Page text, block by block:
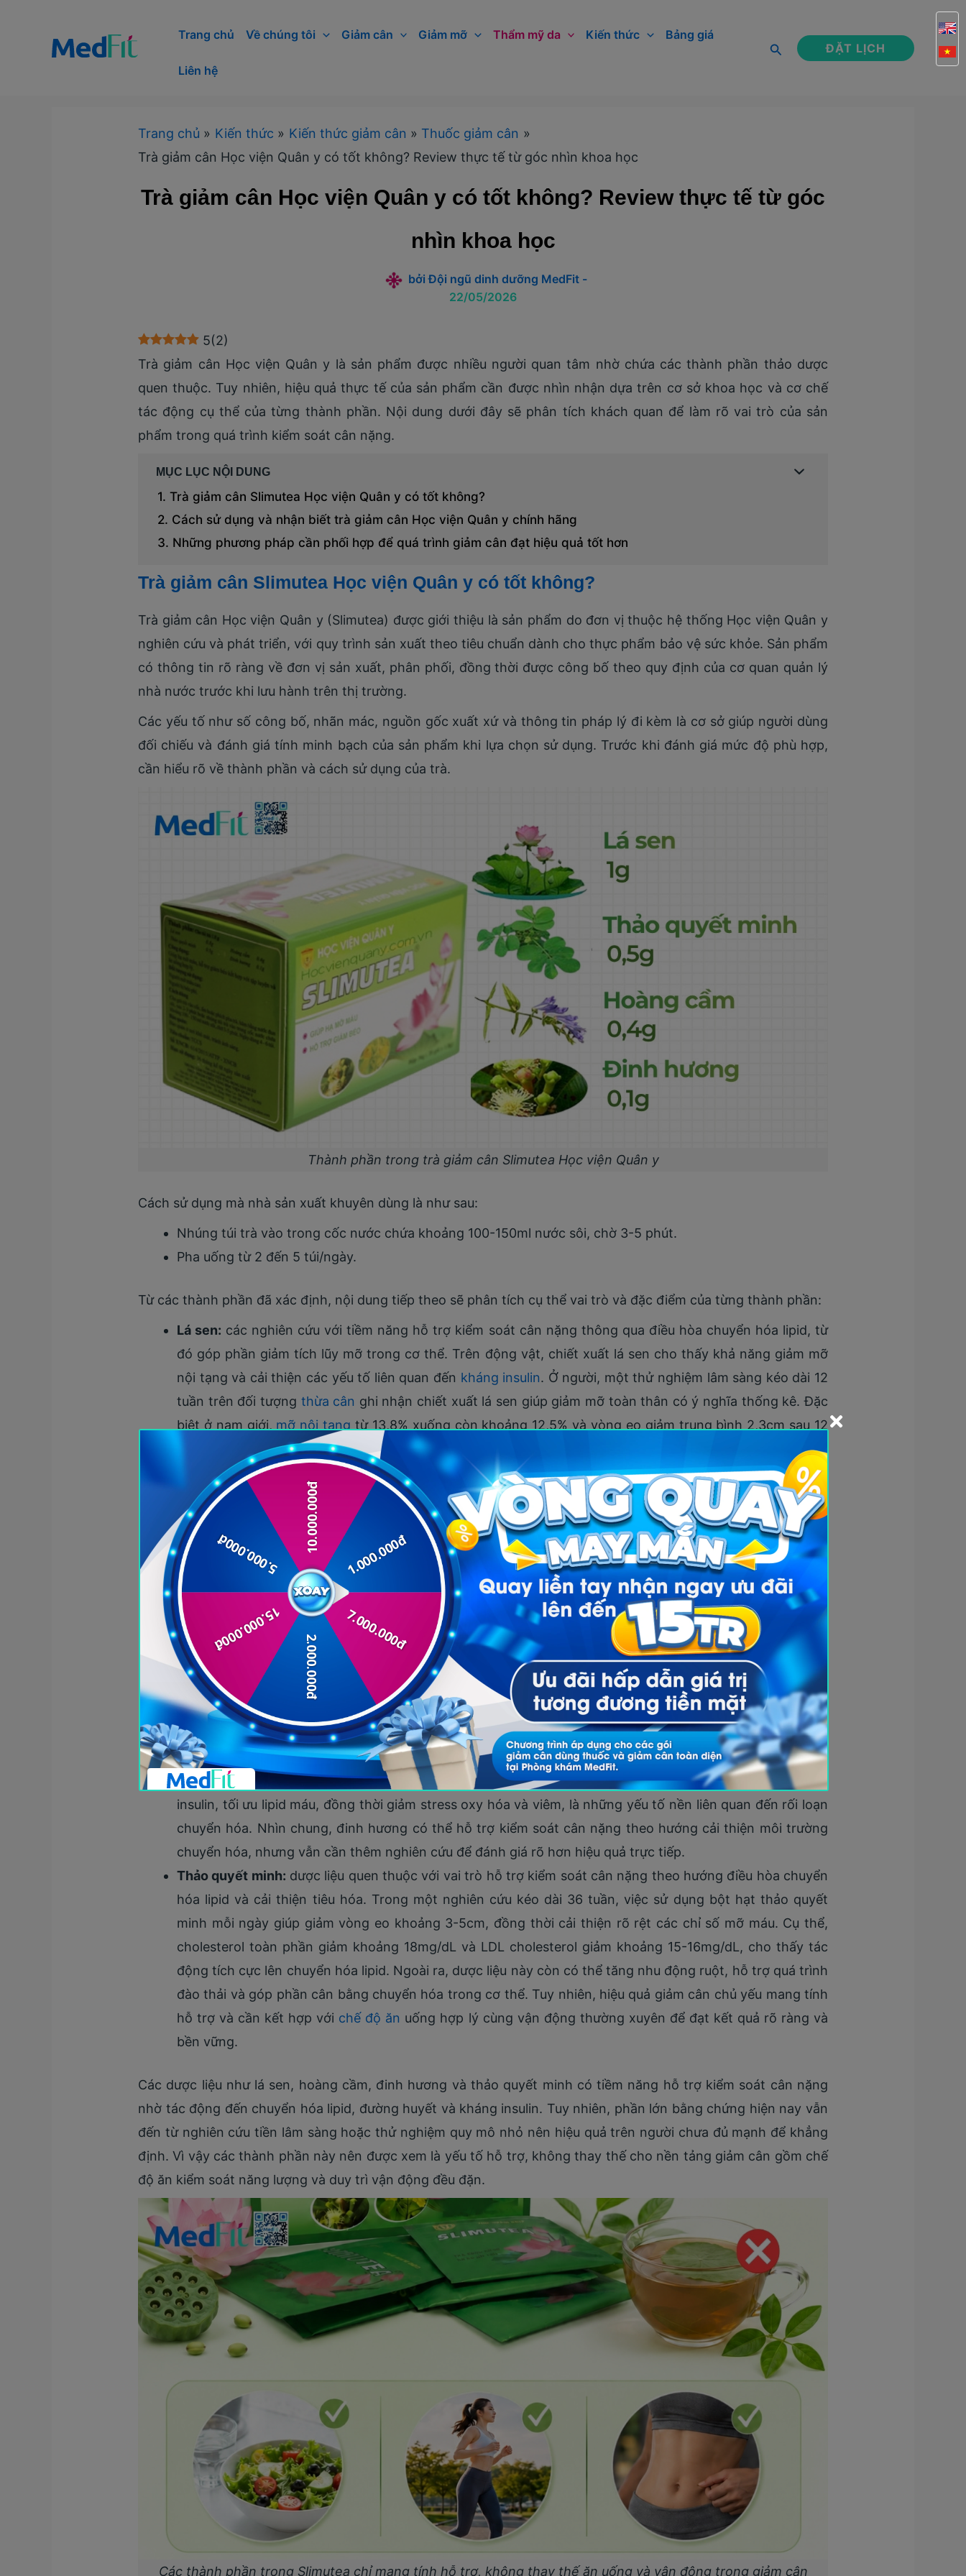
Trang chủ Về chúng tôi Giảm cân Giảm mỡ Thẩm mỹ da Kiến thức Bảng giá
Liên hệ
Tìm
ĐẶT LỊCH
Trang chủ Kiến thức Kiến thức giảm cân
Thuốc giảm cân
Trà giảm cân Học viện Quân y có tốt không? Review thực tế từ góc nhìn khoa học
Trà giảm cân Học viện Quân y có tốt không? Review thực tế từ góc
nhìn khoa học
bởi Đội ngũ dinh dưỡng MedFit -
22/05/2026
5(2)
Trà giảm cân Học viện Quân y là sản phẩm được nhiều người quan tâm nhờ chứa các thành phần thảo dược
quen thuộc. Tuy nhiên, hiệu quả thực tế của sản phẩm cần được nhìn nhận dựa trên cơ sở khoa học và cơ chế
tác động cụ thể của từng thành phần. Nội dung dưới đây sẽ phân tích khách quan để làm rõ vai trò của sản
phẩm trong quá trình kiểm soát cân nặng.
MỤC LỤC NỘI DUNG
Trà giảm cân Slimutea Học viện Quân y có tốt không?
Cách sử dụng và nhận biết trà giảm cân Học viện Quân y chính hãng
Những phương pháp cần phối hợp để quá trình giảm cân đạt hiệu quả tốt hơn
Trà giảm cân Slimutea Học viện Quân y có tốt không?
Trà giảm cân Học viện Quân y (Slimutea) được giới thiệu là sản phẩm do đơn vị thuộc hệ thống Học viện Quân y
nghiên cứu và phát triển, với quy trình sản xuất theo tiêu chuẩn dành cho thực phẩm bảo vệ sức khỏe. Sản phẩm
có thông tin rõ ràng về đơn vị sản xuất, phân phối, đồng thời được công bố theo quy định của cơ quan quản lý
nhà nước trước khi lưu hành trên thị trường.
Các yếu tố như số công bố, nhãn mác, nguồn gốc xuất xứ và thông tin pháp lý đi kèm là cơ sở giúp người dùng
đối chiếu và đánh giá tính minh bạch của sản phẩm khi lựa chọn sử dụng. Trước khi đánh giá mức độ phù hợp,
cần hiểu rõ về thành phần và cách sử dụng của trà.
Thành phần trong trà giảm cân Slimutea Học viện Quân y
Cách sử dụng mà nhà sản xuất khuyên dùng là như sau:
Nhúng túi trà vào trong cốc nước chứa khoảng 100-150ml nước sôi, chờ 3-5 phút.
Pha uống từ 2 đến 5 túi/ngày.
Từ các thành phần đã xác định, nội dung tiếp theo sẽ phân tích cụ thể vai trò và đặc điểm của từng thành phần:
Lá sen: các nghiên cứu với tiềm năng hỗ trợ kiểm soát cân nặng thông qua điều hòa chuyển hóa lipid, từ
đó góp phần giảm tích lũy mỡ trong cơ thể. Trên động vật, chiết xuất lá sen cho thấy khả năng giảm mỡ
nội tạng và cải thiện các yếu tố liên quan đến kháng insulin. Ở người, một thử nghiệm lâm sàng kéo dài 12
tuần trên đối tượng thừa cân ghi nhận chiết xuất lá sen giúp giảm mỡ toàn thân có ý nghĩa thống kê. Đặc
biệt ở nam giới,mỡ nội tạngtừ 13,8% xuống còn khoảng 12,5% và vòng eo giảm trung bình 2,3cm sau 12
tuần. Nghiên cứu không báo cáo trực tiếp sự thay đổi cân nặng mà tập trung vào các chỉ số thành phần
cơ thể như mỡ toàn thân, mỡ nội tạng và vòng eo. Tuy nhiên, ở nam giới sử dụng liều cao, BMI giảm có ý
nghĩa thống kê sau 12 tuần, cho thấy xu hướng cải thiện về khối lượng cơ thể.
Hoàng cầm:
được nghiên cứu về khả năng hỗ trợ kiểm soát cân nặng thông qua điều hòa chuyển hóa
năng lượng. Trong các nghiên cứu trên động vật, chiết xuất hoàng cầm giúp hạn chế tăng cân, cải thiện
mỡ máu và các chỉ số liên quan đến kháng insulin. Cơ chế được ghi nhận liên quan đến việc hoạt hóa
AMPK, một enzyme đóng vai trò điều hòa cân bằng năng lượng, góp phần tăng sử dụng chất béo và giảm
quá trình tạo mỡ. Ở người, khi hoàng cầm được sử dụng trong công thức thảo dược kết hợp, một số
nghiên cứu ghi nhận mức giảm cân nhẹ sau vài tuần. Điều này cho thấy hoàng cầm có thể đóng vai trò hỗ
trợ chuyển hóa, tuy nhiên hiệu quả riêng lẻ của dược liệu này trên người vẫn cần thêm nghiên cứu để
khẳng định rõ hơn.
Đinh hương:cho thấy tiềm năng hỗ trợ kiểm soát cân nặng thông qua các cơ chế liên quan đến chuyển
hóa lipid và điều hòa gen tạo mỡ. Trong các nghiên cứu trên động vật, chiết xuất đinh hương giúp giảm
tăng cân, giảm khối mỡ và cải thiện các chỉ số như triglyceride, cholesterol, glucose và insulin. Ở người,
các nghiên cứu lâm sàng cho thấy polyphenol từ đinh hương có thể cải thiện đường huyết, giảm đề kháng
insulin, tối ưu lipid máu, đồng thời giảm stress oxy hóa và viêm, là những yếu tố nền liên quan đến rối loạn
chuyển hóa. Nhìn chung, đinh hương có thể hỗ trợ kiểm soát cân nặng theo hướng cải thiện môi trường
chuyển hóa, nhưng vẫn cần thêm nghiên cứu để đánh giá rõ hơn hiệu quả trực tiếp.
Thảo quyết minh: dược liệu quen thuộc với vai trò hỗ trợ kiểm soát cân nặng theo hướng điều hòa chuyển
hóa lipid và cải thiện tiêu hóa. Trong một nghiên cứu kéo dài 36 tuần, việc sử dụng bột hạt thảo quyết
minh mỗi ngày giúp giảm vòng eo khoảng 3-5cm, đồng thời cải thiện rõ rệt các chỉ số mỡ máu. Cụ thể,
cholesterol toàn phần giảm khoảng 18mg/dL và LDL cholesterol giảm khoảng 15-16mg/dL, cho thấy tác
động tích cực lên chuyển hóa lipid. Ngoài ra, dược liệu này còn có thể tăng nhu động ruột, hỗ trợ quá trình
đào thải và góp phần cân bằng chuyển hóa trong cơ thể. Tuy nhiên, hiệu quả giảm cân chủ yếu mang tính
hỗ trợ và cần kết hợp với chế độ ăn uống hợp lý cùng vận động thường xuyên để đạt kết quả rõ ràng và
bền vững.
Các dược liệu như lá sen, hoàng cầm, đinh hương và thảo quyết minh có tiềm năng hỗ trợ kiểm soát cân nặng
nhờ tác động đến chuyển hóa lipid, đường huyết và kháng insulin. Tuy nhiên, phần lớn bằng chứng hiện nay vẫn
đến từ nghiên cứu tiền lâm sàng hoặc thử nghiệm quy mô nhỏ nên hiệu quả trên người chưa đủ mạnh để khẳng
định. Vì vậy các thành phần này nên được xem là yếu tố hỗ trợ, không thay thế cho nền tảng giảm cân gồm chế
độ ăn kiểm soát năng lượng và duy trì vận động đều đặn.
Các thành phần trong Slimutea chỉ mang tính hỗ trợ, không thay thế ăn uống và vận động trong giảm cân